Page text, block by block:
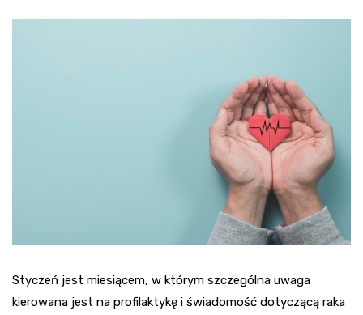
Styczeń jest miesiącem, w którym szczególna uwaga
kierowana jest na profilaktykę i świadomość dotyczącą raka